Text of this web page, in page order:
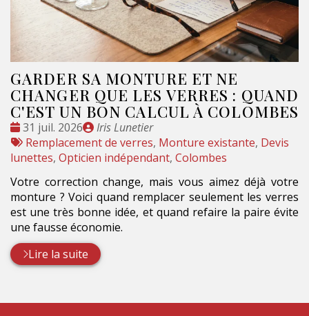
GARDER SA MONTURE ET NE
CHANGER QUE LES VERRES : QUAND
C'EST UN BON CALCUL À COLOMBES
Date
:
31 juil. 2026
Publié
par
Iris Lunetier
Tags
:
Remplacement de verres, Monture existante, Devis
lunettes, Opticien indépendant, Colombes
Votre correction change, mais vous aimez déjà votre
monture ? Voici quand remplacer seulement les verres
est une très bonne idée, et quand refaire la paire évite
une fausse économie.
Lire la suite